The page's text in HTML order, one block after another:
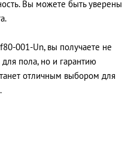
Вы можете быть уверены
001-Un, вы получаете не
пола, но и гарантию
отличным выбором для